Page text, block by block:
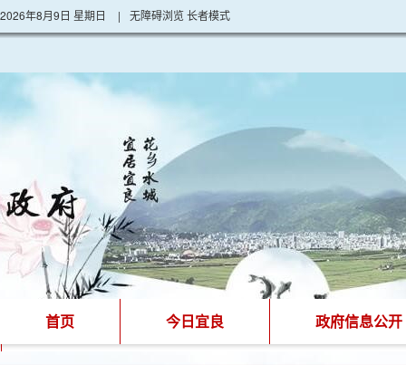
2026年8月9日 星期日 | 无障碍浏览长者模式
首页 今日宜良 政府信息公开